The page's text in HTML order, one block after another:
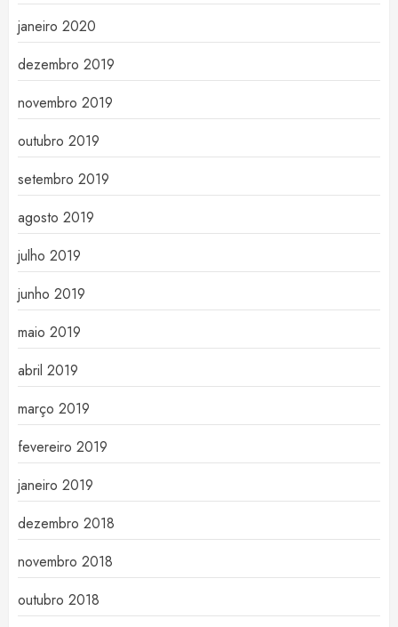
janeiro 2020
dezembro 2019
novembro 2019
outubro 2019
setembro 2019
agosto 2019
julho 2019
junho 2019
maio 2019
abril 2019
março 2019
fevereiro 2019
janeiro 2019
dezembro 2018
novembro 2018
outubro 2018